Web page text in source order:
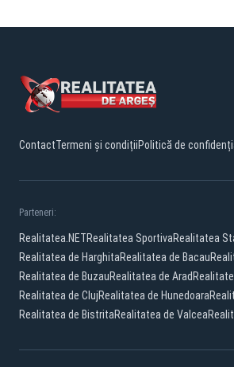
ContactTermeni și condițiiPolitică de
Parteneri:
Realitatea.NETRealitatea SportivaRealitatea
Realitatea de HarghitaRealitatea de Bacau
Realitatea de BuzauRealitatea de Arad
Realitatea de ClujRealitatea de Hunedoara
Realitatea de BistritaRealitatea de Valcea